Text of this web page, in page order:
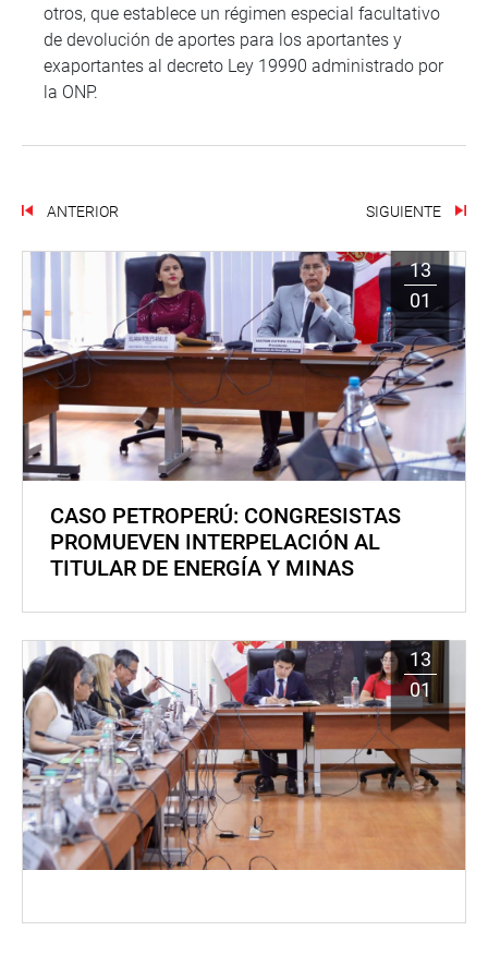
otros, que establece un régimen especial facultativo
de devolución de aportes para los aportantes y
exaportantes al decreto Ley 19990 administrado por
la ONP.
ANTERIOR SIGUIENTE
13
01
CASO PETROPERÚ: CONGRESISTAS
PROMUEVEN INTERPELACIÓN AL
TITULAR DE ENERGÍA Y MINAS
13
01